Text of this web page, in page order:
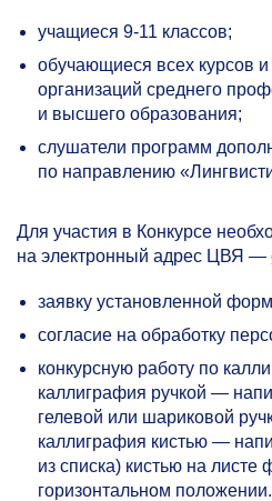
учащиеся9-11 классов;
обучающиеся всех курсов и
организаций среднего
и высшего образования;
слушатели программ
по направлению
Для участия в Конкурсе
на электронный адрес ЦВЯ —
заявку установленной
согласие на обработку
конкурсную работу по
каллиграфия ручкой —
гелевой или шариковой
каллиграфия кистью —
из списка) кистью на листе
горизонтальном положении.